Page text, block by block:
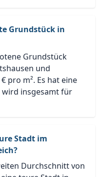
Grundstück in
Grundstück
und
pro m². Es hat eine
wird insgesamt für
Stadt im
Durchschnitt von